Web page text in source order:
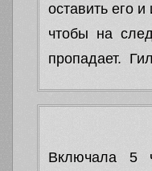
оставить его
чтобы на
пропадает.
Включала 5